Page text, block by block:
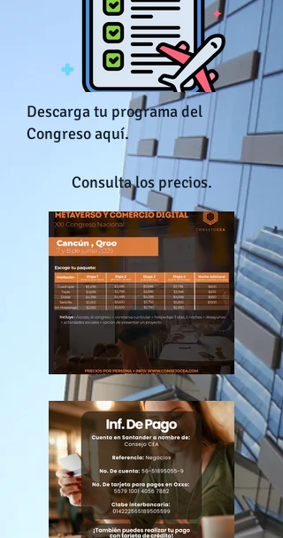
Descarga tu programa del
Congreso aquí.
Consulta los precios.